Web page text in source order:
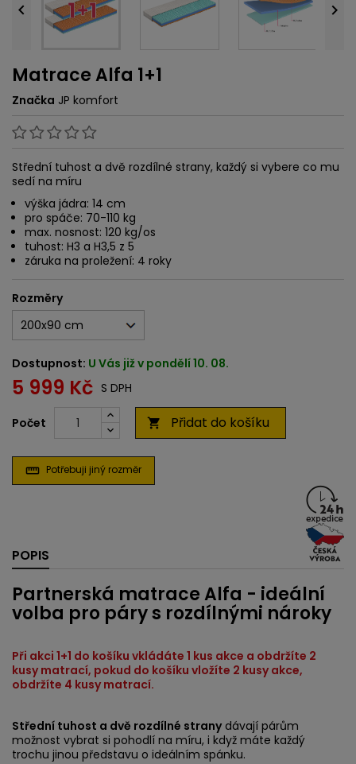
 
Matrace Alfa 1+1
Značka JP komfort
Střední tuhost a dvě rozdílné strany, každý si vybere co mu
sedí na míru
výška jádra: 14 cm
pro spáče: 70-110 kg
max. nosnost: 120 kg/os
tuhost: H3 a H3,5 z 5
záruka na proležení: 4 roky
Rozměry
Dostupnost: U Vás již v pondělí 10. 08.
5 999 Kč S DPH
Počet  Přidat do košíku
straighten Potřebuji jiný rozměr
POPIS
Partnerská matrace Alfa - ideální
volba pro páry s rozdílnými nároky
Při akci 1+1 do košíku vkládáte 1 kus akce a obdržíte 2
kusy matrací, pokud do košíku vložíte 2 kusy akce,
obdržíte 4 kusy matrací.
Střední tuhost a dvě rozdílné stranydávají párům
možnost vybrat si pohodlí na míru, i když máte každý
trochu jinou představu o ideálním spánku.